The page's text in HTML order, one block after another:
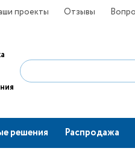
проекты Отзывы
решения Распродажа